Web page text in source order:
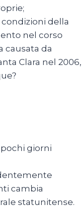
della
nel corso
causata da
Clara nel 2006,
giorni
cambia
statunitense.